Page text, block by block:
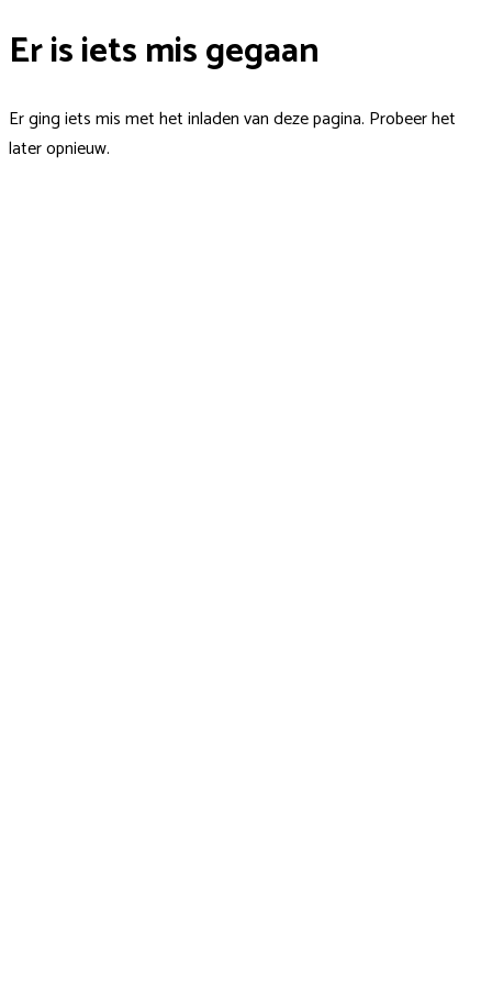
Er is iets mis gegaan
Er ging iets mis met het inladen van deze pagina. Probeer het
later opnieuw.